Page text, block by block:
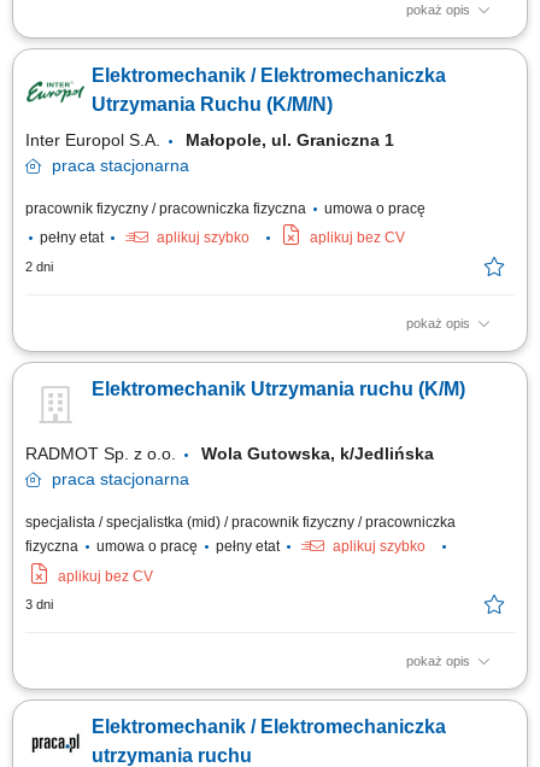
pokaż opis
Opis stanowiska zapewnienie ciągłości pracy maszyn i urządzeń
oraz wykonywanie bieżących napraw technicznych, analiza przyczyn
awarii i wdrażanie działań zapobiegających ich ponownemu
Elektromechanik / Elektromechaniczka
Utrzymania Ruchu (K/M/N)
Inter Europol S.A.
Małopole, ul. Graniczna 1
praca stacjonarna
pracownik fizyczny / pracowniczka fizyczna
umowa o pracę
pełny etat
aplikuj szybko aplikuj bez CV
2 dni
pokaż opis
Zakres obowiązków: Zapewnienie sprawnego działania maszyn i
przeglądów technicznych, Diagnostyka i usuwanie awarii na liniach
produkcyjnych, Zgłaszanie zapotrzebowania na części zamienne,
Elektromechanik Utrzymania ruchu (K/M)
RADMOT Sp. z o.o.
Wola Gutowska, k/Jedlińska
praca stacjonarna
specjalista / specjalistka (mid) / pracownik fizyczny / pracowniczka
fizyczna
umowa o pracę pełny etat
aplikuj szybko
aplikuj bez CV
3 dni
pokaż opis
Zakres obowiązków: Zapewnienie sprawnego funkcjonowania maszyn i
podejmowanie działań zapobiegawczych; Realizowanie przeglądów
technicznych maszyn i urządzeń produkcyjnych; Współpraca z
Elektromechanik / Elektromechaniczka
utrzymania ruchu